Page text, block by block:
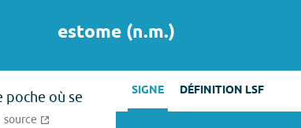
estome(n.m.)
où se
source
SIGNE DÉFINITION LSF